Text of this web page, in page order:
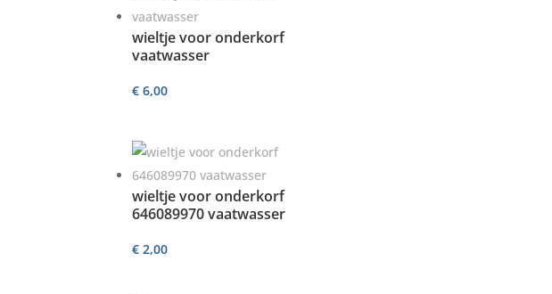
wieltje voor onderkorf
vaatwasser
€ 6,00
wieltje voor onderkorf
646089970 vaatwasser
€ 2,00